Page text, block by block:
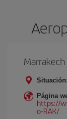
Situación:
Página
https://
o-RAK/